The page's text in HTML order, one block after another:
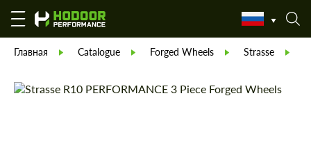
Главная Catalogue Forged Wheels Strasse